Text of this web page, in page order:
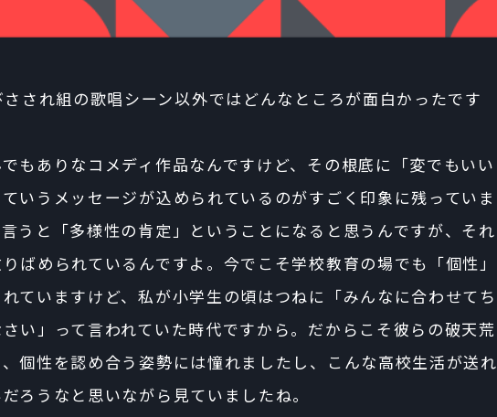
さされ組の歌唱シーン以外ではどんなところが面白かったです
もありなコメディ作品なんですけど、その根底に「変でもいい
いうメッセージが込められているのがすごく印象に残っていま
うと「多様性の肯定」ということになると思うんですが、それ
ばめられているんですよ。今でこそ学校教育の場でも「個性」
ていますけど、私が小学生の頃はつねに「みんなに合わせてち
い」って言われていた時代ですから。だからこそ彼らの破天荒
個性を認め合う姿勢には憧れましたし、こんな高校生活が送れ
ろうなと思いながら見ていましたね。